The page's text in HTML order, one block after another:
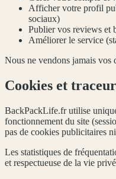
Afficher votre profil
sociaux)
Publier vos reviews et
Améliorer le service
Nous ne vendons jamais vos
Cookies et
BackPackLife.fr utilise
fonctionnement du site
pas de cookies publicitaires
Les statistiques de
et respectueuse de la vie